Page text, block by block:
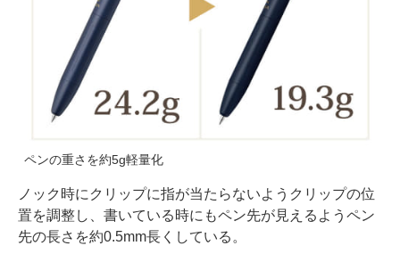
ペンの重さを約5g軽量化
ノック時にクリップに指が当たらないようクリップの位
置を調整し、書いている時にもペン先が見えるようペン
先の長さを約0.5mm長くしている。